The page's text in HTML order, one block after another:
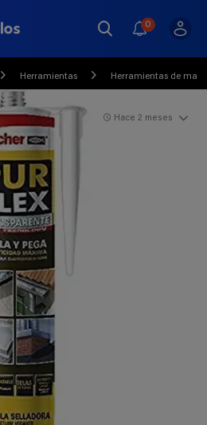
0
Herramientas Herramientas de
Hace 2 meses